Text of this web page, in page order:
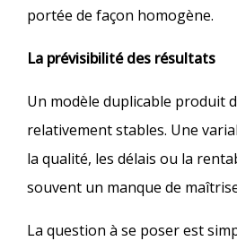
portée de façon homogène.
La prévisibilité des résultats
Un modèle duplicable produit
relativement stables. Une
la qualité, les délais ou la
souvent un manque de
La question à se poser est